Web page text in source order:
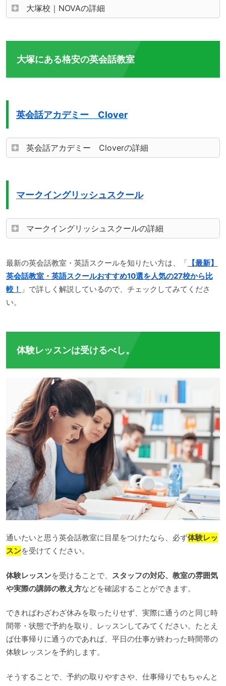
大塚校｜NOVAの詳細
大塚にある格安の英会話教室
英会話アカデミー Clover
英会話アカデミー Cloverの詳細
マークイングリッシュスクール
マークイングリッシュスクールの詳細
最新の英会話教室・英語スクールを知りたい方は、「 【最新】
英会話教室・英語スクールおすすめ10選を人気の27校から比
較！ 」で詳しく解説しているので、チェックしてみてくださ
い。
体験レッスンは受けるべし。
通いたいと思う英会話教室に目星をつけたなら、必ず体験レッ
スンを受けてください。
体験レッスンを受けることで、 スタッフの対応、教室の雰囲気
や実際の講師の教え方などを確認することができます。
できればわざわざ休みを取ったりせず、実際に通うのと同じ時
間帯・状態で予約を取り、レッスンしてみてください。たとえ
ば仕事帰りに通うのであれば、平日の仕事が終わった時間帯の
体験レッスンを予約します。
そうすることで、予約の取りやすさや、仕事帰りでもちゃんと